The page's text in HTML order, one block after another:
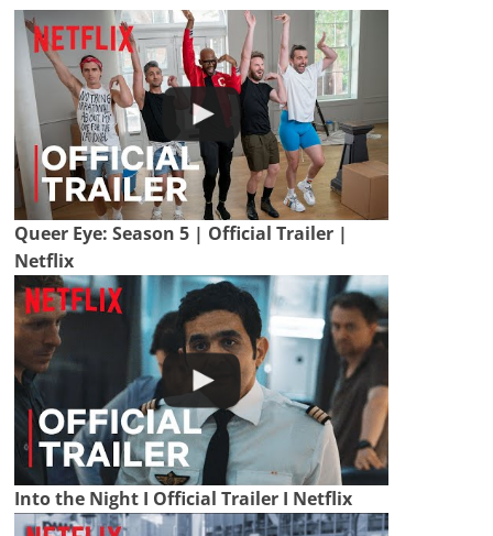
Queer Eye: Season 5 | Official Trailer |
Netflix
Into the Night I Official Trailer I Netflix